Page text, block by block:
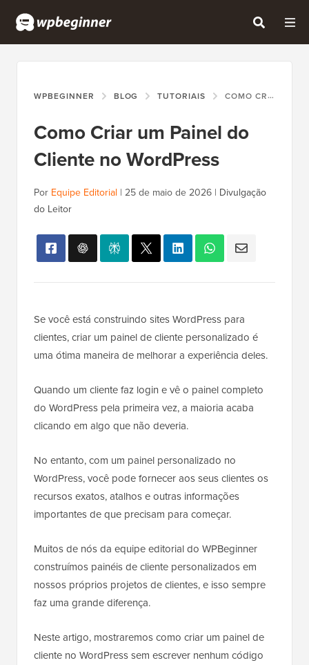
WPBEGINNER BLOG TUTORIAIS COMO CRIAR UM PAINEL DO CLIENTE NO WORDPRESS
Como Criar um Painel do
Cliente no WordPress
Por Equipe Editorial | 25 de maio de 2026 | Divulgação
do Leitor
Se você está construindo sites WordPress para
clientes, criar um painel de cliente personalizado é
uma ótima maneira de melhorar a experiência deles.
Quando um cliente faz login e vê o painel completo
do WordPress pela primeira vez, a maioria acaba
clicando em algo que não deveria.
No entanto, com um painel personalizado no
WordPress, você pode fornecer aos seus clientes os
recursos exatos, atalhos e outras informações
importantes de que precisam para começar.
Muitos de nós da equipe editorial do WPBeginner
construímos painéis de cliente personalizados em
nossos próprios projetos de clientes, e isso sempre
faz uma grande diferença.
Neste artigo, mostraremos como criar um painel de
cliente no WordPress sem escrever nenhum código